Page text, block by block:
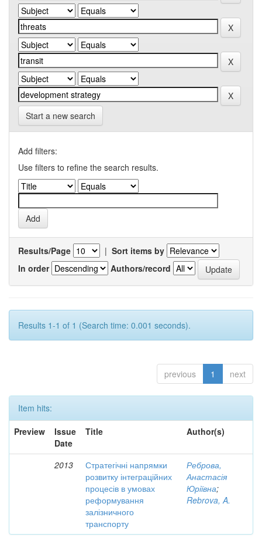
Start a new search
Add filters:
Use filters to refine the search results.
Results/Page | Sort items by
In order
Authors/record
Results 1-1 of 1 (Search time: 0.001 seconds).
previous 1 next
Item hits:
Preview
Issue
Date
Title Author(s)
2013
Стратегічні напрямки
розвитку інтеграційних
процесів в умовах
реформування
залізничного
транспорту
Реброва,
Анастасія
Юріївна;
Rebrova, A.